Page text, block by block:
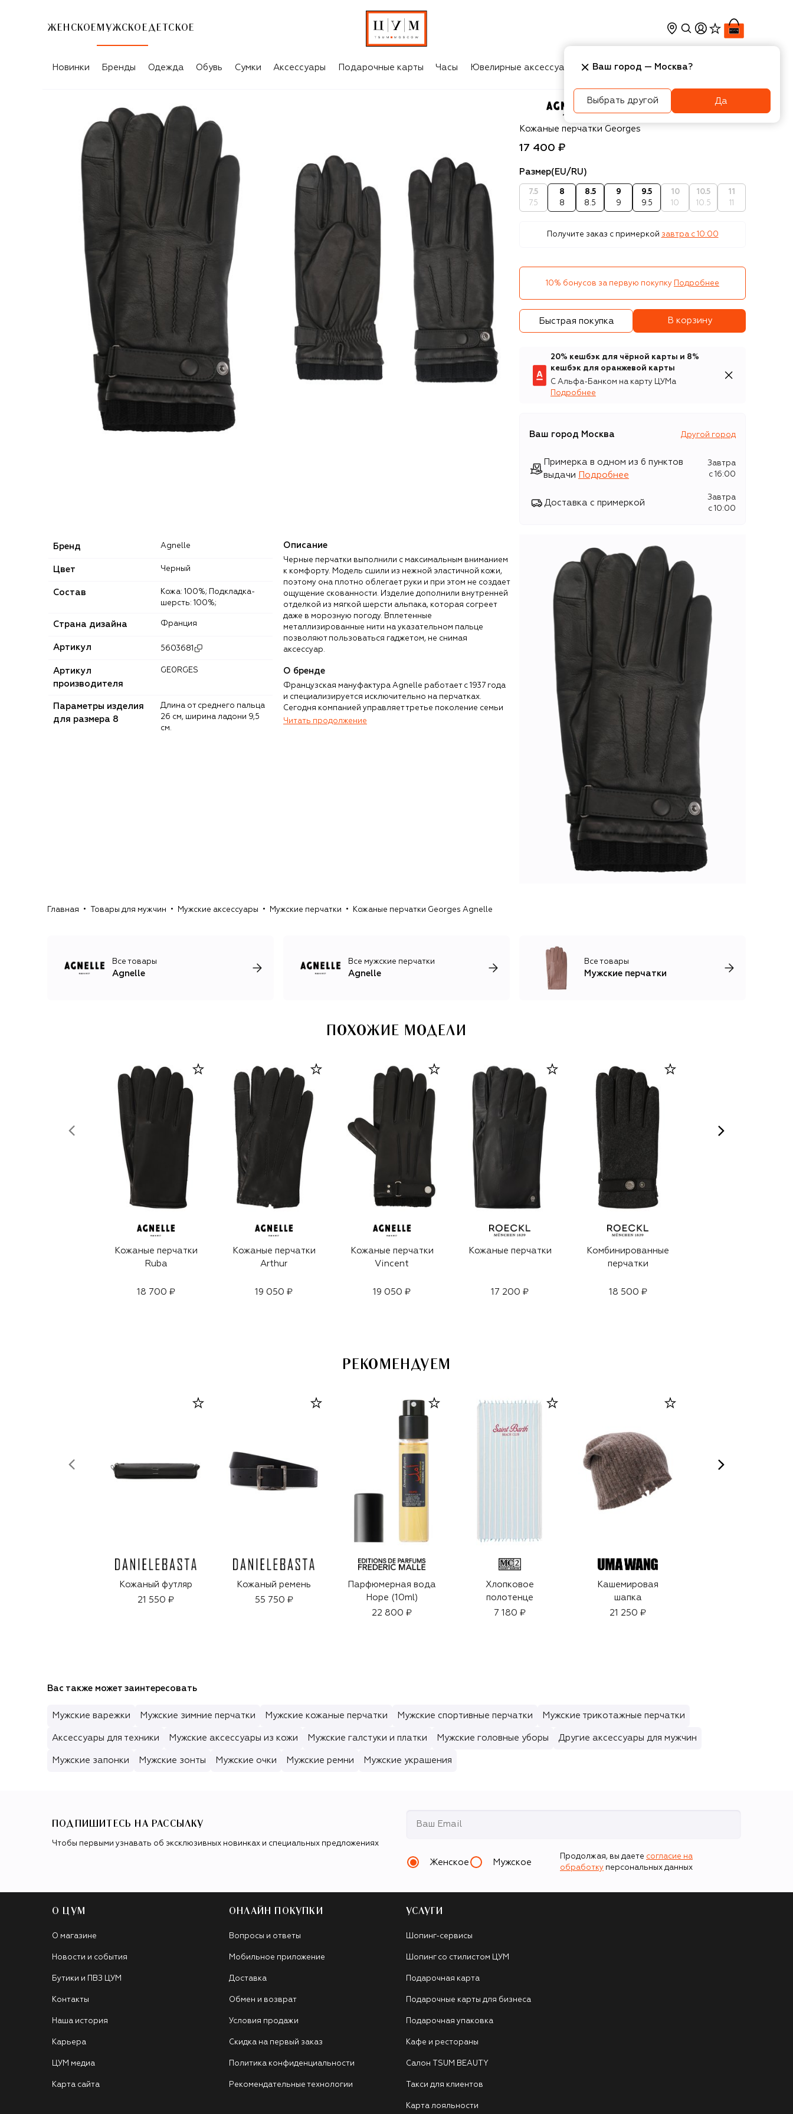
ЖЕНСКОЕ МУЖСКОЕ ДЕТСКОЕ
Новинки Бренды Одежда Обувь Сумки Аксессуары Подарочные карты Часы Ювелирные аксессуары Косметика Интерьер
Agnelle
Кожаные перчатки Georges
17 400 ₽
Размер(EU/RU)
7.5
7.5
8
8
8.5
8.5
9
9
9.5
9.5
10
10
10.5
10.5
11
11
Получите заказ с примеркой завтра c 10:00
10% бонусов за первую покупку Подробнее
Быстрая покупка В корзину
20% кешбэк для чёрной карты и 8%
кешбэк для оранжевой карты
С Альфа-Банком на карту ЦУМа
Подробнее
Ваш город Москва Другой город
Примерка в одном из 6 пунктов
выдачи
Подробнее
Завтра
c 16:00
Доставка с примеркой
Завтра
c 10:00
Бренд Agnelle
Цвет Черный
Состав
Кожа: 100%; Подкладка-
шерсть: 100%;
Страна дизайна Франция
Артикул 5603681
Артикул
производителя
GE0RGES
Параметры изделия
для размера 8
Длина от среднего пальца
26 см, ширина ладони 9,5
см.
Описание
Черные перчатки выполнили с максимальным вниманием
к комфорту. Модель сшили из нежной эластичной кожи,
поэтому она плотно облегает руки и при этом не создает
ощущение скованности. Изделие дополнили внутренней
отделкой из мягкой шерсти альпака, которая согреет
даже в морозную погоду. Вплетенные
металлизированные нити на указательном пальце
позволяют пользоваться гаджетом, не снимая
аксессуар.
О бренде
Французская мануфактура Agnelle работает с 1937 года
и специализируется исключительно на перчатках.
Сегодня компанией управляет третье поколение семьи
основателей в лице Софи Грегуар-Барт, которая
Франции знак отличия «Предприятие живого наследия»,
а в 2011 году ЮНЕСКО включила Agnelle в список редких
Читать продолжение
Главная Товары для мужчин Мужские аксессуары Мужские перчатки Кожаные перчатки Georges Agnelle
Все товары
Agnelle
Все мужские перчатки
Agnelle
Все товары
Мужские перчатки
ПОХОЖИЕ МОДЕЛИ
Кожаные перчатки
Ruba
18 700 ₽
Кожаные перчатки
Arthur
19 050 ₽
Кожаные перчатки
Vincent
19 050 ₽
Кожаные перчатки
17 200 ₽
Комбинированные
перчатки
18 500 ₽
РЕКОМЕНДУЕМ
Кожаный футляр
21 550 ₽
Кожаный ремень
55 750 ₽
Парфюмерная вода
Hope (10ml)
22 800 ₽
Хлопковое
полотенце
7 180 ₽
Кашемировая
шапка
21 250 ₽
Вас также может заинтересовать
Мужские варежки Мужские зимние перчатки Мужские кожаные перчатки Мужские спортивные перчатки Мужские трикотажные перчатки
Аксессуары для техники Мужские аксессуары из кожи Мужские галстуки и платки Мужские головные уборы Другие аксессуары для мужчин
Мужские запонки Мужские зонты Мужские очки Мужские ремни Мужские украшения
ПОДПИШИТЕСЬ НА РАССЫЛКУ
Чтобы первыми узнавать об эксклюзивных новинках и специальных предложениях
Женское Мужское
Продолжая, вы даете согласие на
обработку персональных данных
О ЦУМ
О магазине
Новости и события
Бутики и ПВЗ ЦУМ
Контакты
Наша история
Карьера
ЦУМ медиа
Карта сайта
ОНЛАЙН ПОКУПКИ
Вопросы и ответы
Мобильное приложение
Доставка
Обмен и возврат
Условия продажи
Скидка на первый заказ
Политика конфиденциальности
Рекомендательные технологии
УСЛУГИ
Шопинг-сервисы
Шопинг со стилистом ЦУМ
Подарочная карта
Подарочные карты для бизнеса
Подарочная упаковка
Кафе и рестораны
Салон TSUM BEAUTY
Такси для клиентов
Карта лояльности
Ваш город — Москва?
Выбрать другой Да